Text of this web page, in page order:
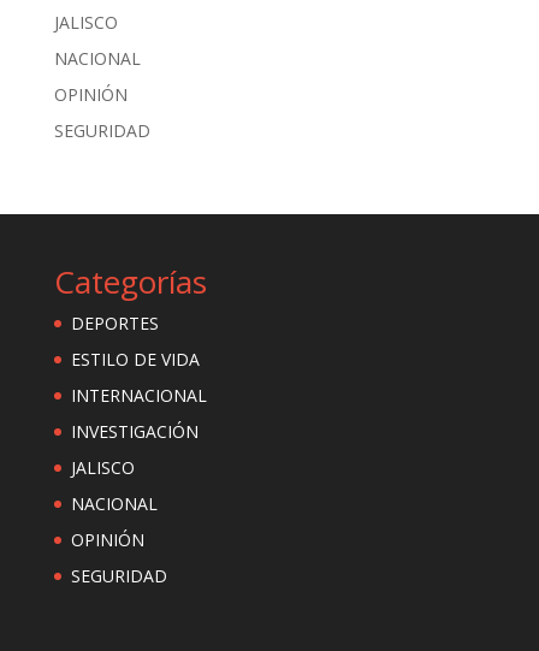
JALISCO
NACIONAL
OPINIÓN
SEGURIDAD
Categorías
DEPORTES
ESTILO DE VIDA
INTERNACIONAL
INVESTIGACIÓN
JALISCO
NACIONAL
OPINIÓN
SEGURIDAD